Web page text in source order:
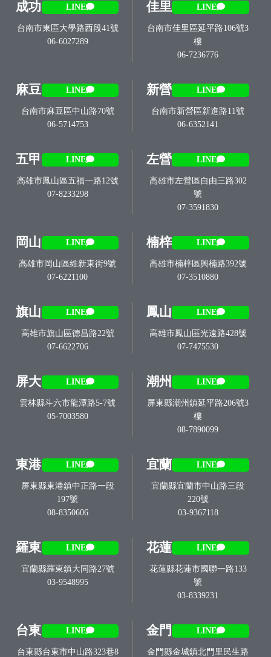
成功 LINE
台南市東區大學路西段41號
06-6027289
佳里 LINE
台南市佳里區延平路106號3
樓
06-7236776
麻豆 LINE
台南市麻豆區中山路70號
06-5714753
新營 LINE
台南市新營區新進路11號
06-6352141
五甲 LINE
高雄市鳳山區五福一路12號
07-8233298
左營 LINE
高雄市左營區自由三路302
號
07-3591830
岡山 LINE
高雄市岡山區維新東街9號
07-6221100
楠梓 LINE
高雄市楠梓區興楠路392號
07-3510880
旗山 LINE
高雄市旗山區德昌路22號
07-6622706
鳳山 LINE
高雄市鳳山區光遠路428號
07-7475530
屏大 LINE
雲林縣斗六市龍潭路5-7號
05-7003580
潮州 LINE
屏東縣潮州鎮延平路206號3
樓
08-7890099
東港 LINE
屏東縣東港鎮中正路一段
197號
08-8350606
宜蘭 LINE
宜蘭縣宜蘭市中山路三段
220號
03-9367118
羅東 LINE
宜蘭縣羅東鎮大同路27號
03-9548995
花蓮 LINE
花蓮縣花蓮市國聯一路133
號
03-8339231
台東 LINE
台東縣台東市中山路323巷8
金門 LINE
金門縣金城鎮北門里民生路